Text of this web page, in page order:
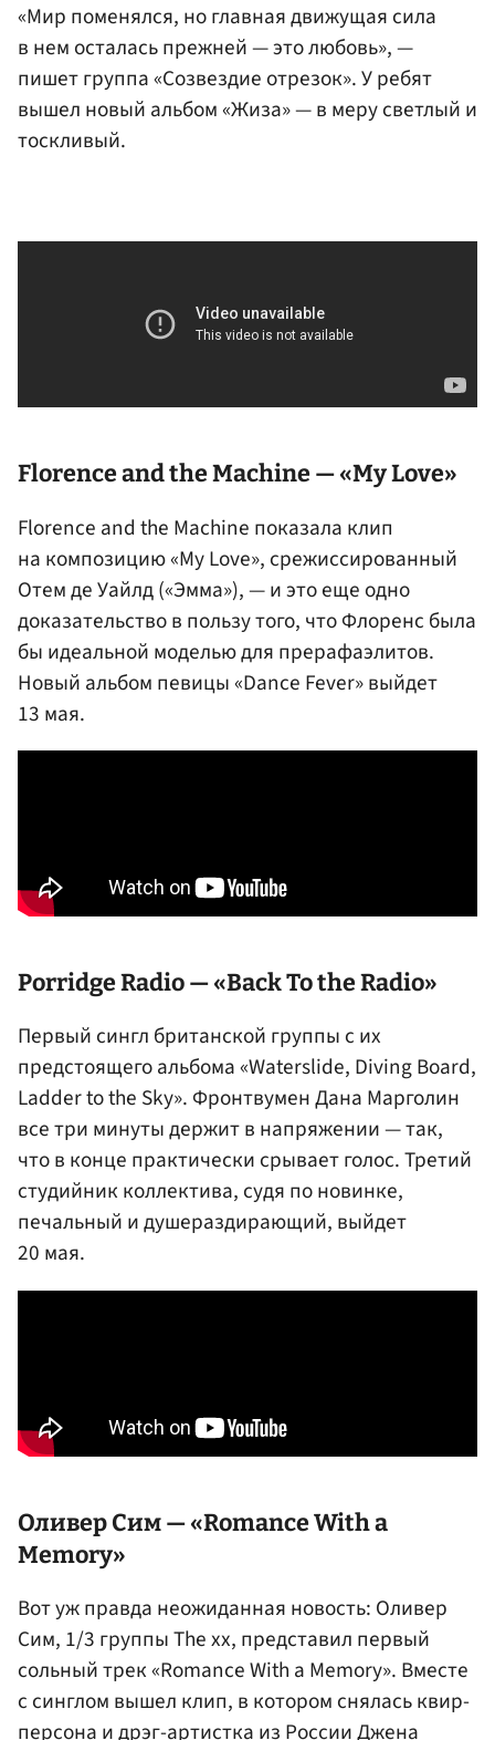
«Мир поменялся, но главная движущая сила
в нем осталась прежней — это любовь», —
пишет группа «Созвездие отрезок». У ребят
вышел новый альбом «Жиза» — в меру светлый и
тоскливый.
Florence and the Machine — «My Love»
Florence and the Machine показала клип
на композицию «My Love», срежиссированный
Отем де Уайлд («Эмма»), — и это еще одно
доказательство в пользу того, что Флоренс была
бы идеальной моделью для прерафаэлитов.
Новый альбом певицы «Dance Fever» выйдет
13 мая.
Porridge Radio — «Back To the Radio»
Первый сингл британской группы с их
предстоящего альбома «Waterslide, Diving Board,
Ladder to the Sky». Фронтвумен Дана Марголин
все три минуты держит в напряжении — так,
что в конце практически срывает голос. Третий
студийник коллектива, судя по новинке,
печальный и душераздирающий, выйдет
20 мая.
Оливер Сим — «Romance With a
Memory»
Вот уж правда неожиданная новость: Оливер
Сим, 1/3 группы The xx, представил первый
сольный трек «Romance With a Memory». Вместе
с синглом вышел клип, в котором снялась квир-
персона и дрэг-артистка из России Джена